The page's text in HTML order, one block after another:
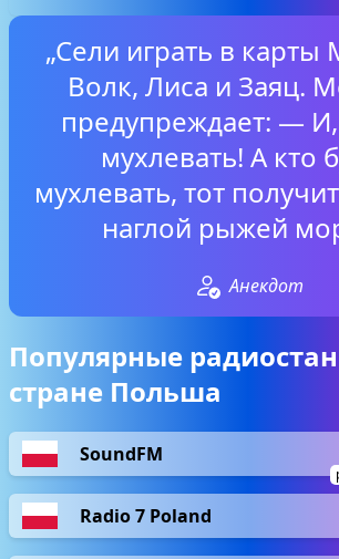
„Сели играть в карты
Волк, Лиса и Заяц.
предупреждает: —
мухлевать! А кто
мухлевать, тот
наглой рыжей
Анекдот
Популярные
стране Польша
SoundFM
Radio 7 Poland